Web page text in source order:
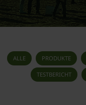
ALLE PRODUKTE
TESTBERICHT